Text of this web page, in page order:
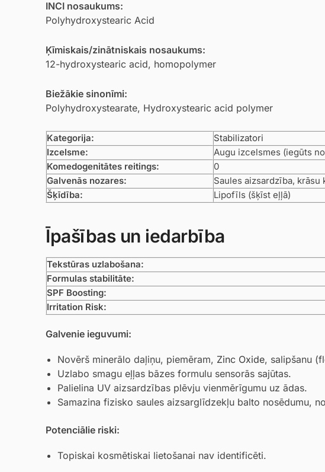
INCI nosaukums:
Polyhydroxystearic Acid
Ķīmiskais/zinātniskais nosaukums:
12-hydroxystearic acid, homopolymer
Biežākie sinonīmi:
Polyhydroxystearate, Hydroxystearic acid polymer
Kategorija:
Stabilizatori
Izcelsme:
Augu izcelsmes (iegūts no
Komedogenitātes reitings:
0
Galvenās nozares:
Saules aizsardzība, krāsu
Šķīdība:
Lipofīls (šķīst eļļā)
Īpašības un iedarbība
Tekstūras uzlabošana:
Formulas stabilitāte:
SPF Boosting:
Irritation Risk:
Galvenie ieguvumi:
Novērš minerālo daļiņu, piemēram, Zinc Oxide, salipšanu
Uzlabo smagu eļļas bāzes formulu sensorās sajūtas.
Palielina UV aizsardzības plēvju vienmērīgumu uz ādas.
Samazina fizisko saules aizsarglīdzekļu balto nosēdumu,
Potenciālie riski:
Topiskai kosmētiskai lietošanai nav identificēti.